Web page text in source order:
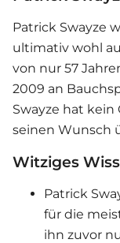
Patrick Swayze
ultimativ wohl
von nur 57
2009 an
Swayze hat kein
seinen Wunsch
Witziges
Patrick
für die
ihn zuvor